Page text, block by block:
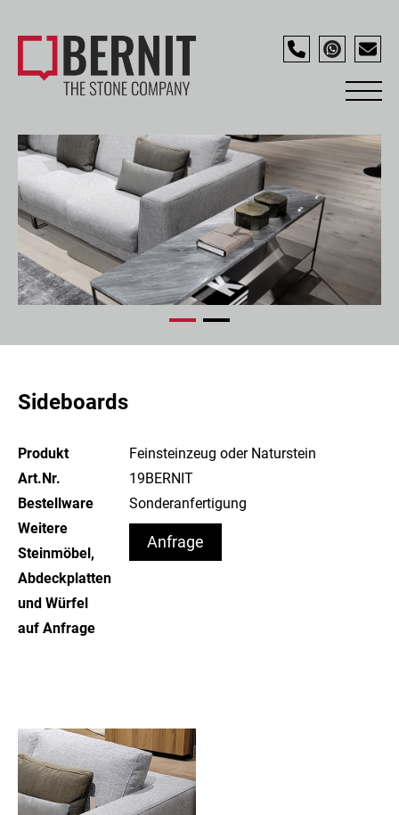
Sideboards
Produkt
Feinsteinzeug oder Naturstein
Art.Nr.
19BERNIT
Bestellware
Sonderanfertigung
Weitere
Steinmöbel,
Abdeckplatten
und Würfel
auf Anfrage
Anfrage